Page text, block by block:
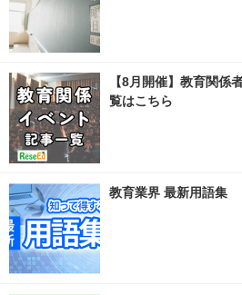
【8月開催】教育関係
覧はこちら
教育業界 最新用語集